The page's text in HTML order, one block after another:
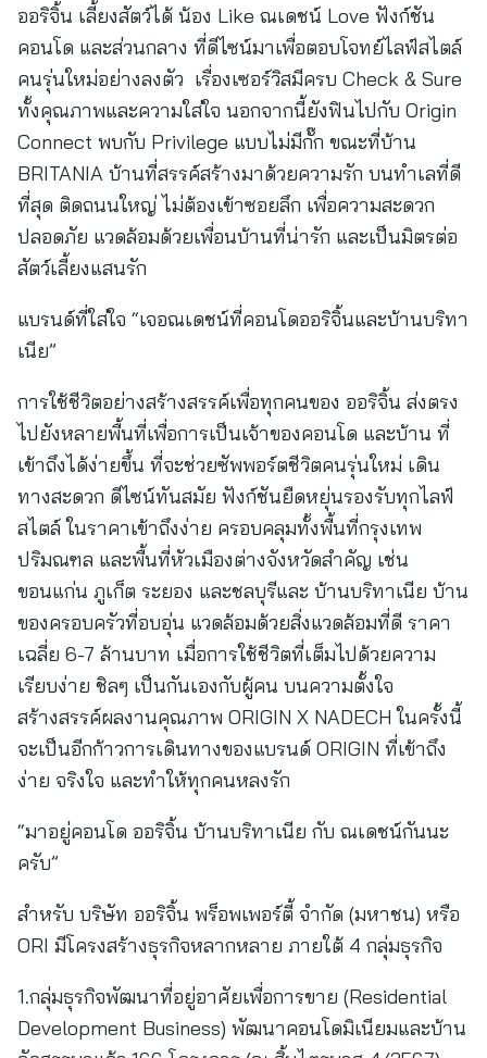
ออริจิ้น เลี้ยงสัตว์ได้ น้อง Like ณเดชน์ Love ฟังก์ชัน
คอนโด และส่วนกลาง ที่ดีไซน์มาเพื่อตอบโจทย์ไลฟ์สไตล์
คนรุ่นใหม่อย่างลงตัว เรื่องเซอร์วิสมีครบ Check & Sure
ทั้งคุณภาพและความใส่ใจ นอกจากนี้ยังฟินไปกับ Origin
Connect พบกับ Privilege แบบไม่มีกั๊ก ขณะที่บ้าน
BRITANIA บ้านที่สรรค์สร้างมาด้วยความรัก บนทำเลที่ดี
ที่สุด ติดถนนใหญ่ ไม่ต้องเข้าซอยลึก เพื่อความสะดวก
ปลอดภัย แวดล้อมด้วยเพื่อนบ้านที่น่ารัก และเป็นมิตรต่อ
สัตว์เลี้ยงแสนรัก
แบรนด์ที่ใส่ใจ “เจอณเดชน์ที่คอนโดออริจิ้นและบ้านบริทา
เนีย”
การใช้ชีวิตอย่างสร้างสรรค์เพื่อทุกคนของ ออริจิ้น ส่งตรง
ไปยังหลายพื้นที่เพื่อการเป็นเจ้าของคอนโด และบ้าน ที่
เข้าถึงได้ง่ายขึ้น ที่จะช่วยซัพพอร์ตชีวิตคนรุ่นใหม่ เดิน
ทางสะดวก ดีไซน์ทันสมัย ฟังก์ชันยืดหยุ่นรองรับทุกไลฟ์
สไตล์ ในราคาเข้าถึงง่าย ครอบคลุมทั้งพื้นที่กรุงเทพ
ปริมณฑล และพื้นที่หัวเมืองต่างจังหวัดสำคัญ เช่น
ขอนแก่น ภูเก็ต ระยอง และชลบุรีและ บ้านบริทาเนีย บ้าน
ของครอบครัวที่อบอุ่น แวดล้อมด้วยสิ่งแวดล้อมที่ดี ราคา
เฉลี่ย 6-7 ล้านบาท เมื่อการใช้ชีวิตที่เต็มไปด้วยความ
เรียบง่าย ชิลๆ เป็นกันเองกับผู้คน บนความตั้งใจ
สร้างสรรค์ผลงานคุณภาพ ORIGIN X NADECH ในครั้งนี้
จะเป็นอีกก้าวการเดินทางของแบรนด์ ORIGIN ที่เข้าถึง
ง่าย จริงใจ และทำให้ทุกคนหลงรัก
“มาอยู่คอนโด ออริจิ้น บ้านบริทาเนีย กับ ณเดชน์กันนะ
ครับ”
สำหรับ บริษัท ออริจิ้น พร็อพเพอร์ตี้ จำกัด (มหาชน) หรือ
ORI มีโครงสร้างธุรกิจหลากหลาย ภายใต้ 4 กลุ่มธุรกิจ
1.กลุ่มธุรกิจพัฒนาที่อยู่อาศัยเพื่อการขาย (Residential
Development Business) พัฒนาคอนโดมิเนียมและบ้าน